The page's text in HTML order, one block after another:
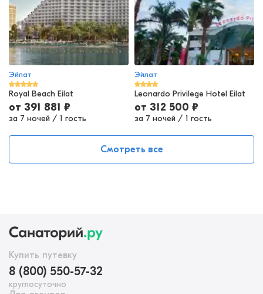
Эйлат
Royal Beach Eilat
от 391 881 ₽
за 7 ночей / 1 гость
Эйлат
Leonardo Privilege Hotel Eilat
от 312 500 ₽
за 7 ночей / 1 гость
Смотреть все
Купить путевку
8 (800) 550-57-32
круглосуточно